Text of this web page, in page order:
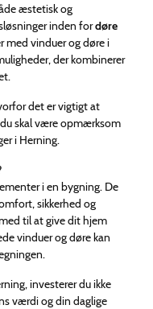
æstetisk og
inden fordøre
med vinduer og døre i
der kombinerer
det er vigtigt at
skal være opmærksom
i Herning.
i en bygning. De
sikkerhed og
til at give dit hjem
vinduer og døre kan
investerer du ikke
værdi og din daglige